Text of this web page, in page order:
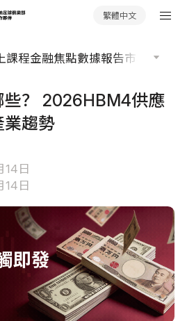
繁體中文
課程金融焦點數據報告市場分析
些？ 2026HBM4供應
業趨勢
14日
14日